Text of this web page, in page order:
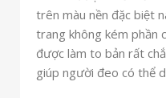
trên màu nền đặc biệt
trang không kém phần
được làm to bản rất
giúp người đeo có thể